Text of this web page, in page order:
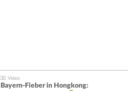
Bayern-Fieber in Hongkong: